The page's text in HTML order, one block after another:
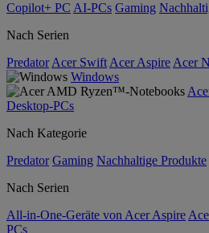
Copilot+ PC AI-PCs Gaming
Nach Serien
Predator Acer Swift Acer Aspire Acer
Windows
Desktop-PCs
Nach Kategorie
Predator Gaming Nachhaltige Produkte
Nach Serien
All-in-One-Geräte von Acer Aspire
PCs